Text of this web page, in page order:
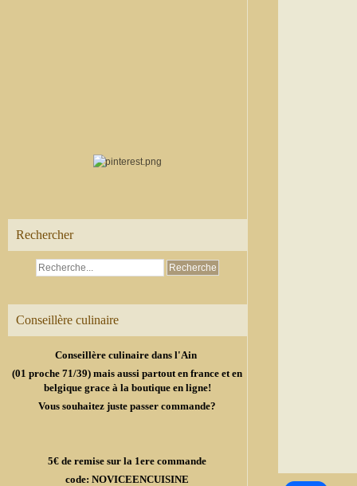
Rechercher
Conseillère culinaire
Conseillère culinaire dans l'Ain
(01 proche 71/39) mais aussi partout en france et en
belgique grace à la boutique en ligne!
Vous souhaitez juste passer commande?
5€ de remise sur la 1ere commande
code: NOVICEENCUISINE